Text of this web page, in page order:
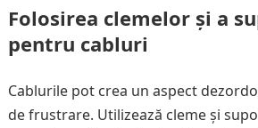
Folosirea clemelor și a
pentru cabluri
Cablurile pot crea un aspect
de frustrare. Utilizează cleme și